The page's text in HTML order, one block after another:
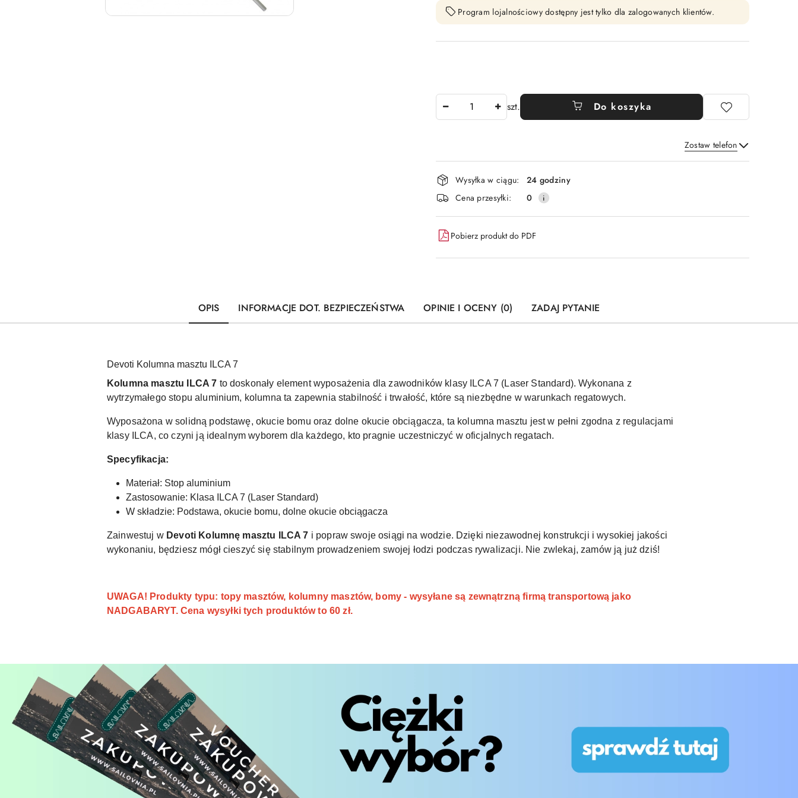
Program lojalnościowy dostępny jest tylko dla zalogowanych klientów.
szt. Do koszyka
Zostaw telefon
Wyślij
Dostępność
i
dostawa
Wysyłka w ciągu:
24 godziny
Cena przesyłki:
0
Pobierz produkt do PDF
OPIS INFORMACJE DOT. BEZPIECZEŃSTWA OPINIE I OCENY (0) ZADAJ PYTANIE
Devoti Kolumna masztu ILCA 7
Kolumna masztu ILCA 7 to doskonały element wyposażenia dla zawodników klasy ILCA 7 (Laser Standard). Wykonana z
wytrzymałego stopu aluminium, kolumna ta zapewnia stabilność i trwałość, które są niezbędne w warunkach regatowych.
Wyposażona w solidną podstawę, okucie bomu oraz dolne okucie obciągacza, ta kolumna masztu jest w pełni zgodna z regulacjami
klasy ILCA, co czyni ją idealnym wyborem dla każdego, kto pragnie uczestniczyć w oficjalnych regatach.
Specyfikacja:
Materiał: Stop aluminium
Zastosowanie: Klasa ILCA 7 (Laser Standard)
W składzie: Podstawa, okucie bomu, dolne okucie obciągacza
Zainwestuj w Devoti Kolumnę masztu ILCA 7 i popraw swoje osiągi na wodzie. Dzięki niezawodnej konstrukcji i wysokiej jakości
wykonaniu, będziesz mógł cieszyć się stabilnym prowadzeniem swojej łodzi podczas rywalizacji. Nie zwlekaj, zamów ją już dziś!
UWAGA! Produkty typu: topy masztów, kolumny masztów, bomy - wysyłane są zewnątrzną firmą transportową jako
NADGABARYT. Cena wysyłki tych produktów to 60 zł.